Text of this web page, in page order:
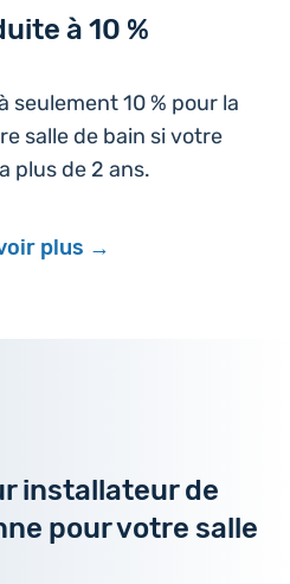
à 10 %
seulement 10 % pour la
salle de bain si votre
plus de 2 ans.
plus
installateur de
pour votre salle